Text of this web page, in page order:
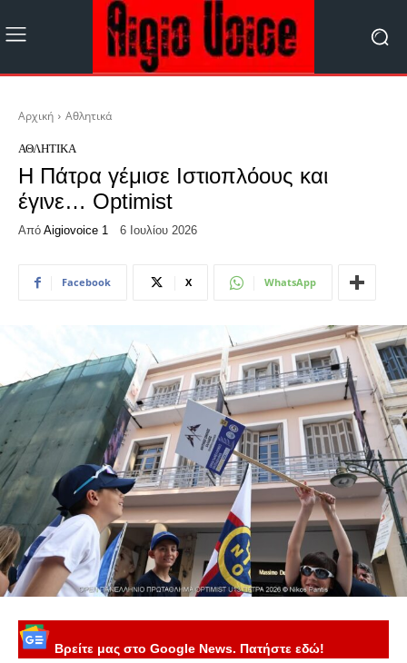
Αρχική Αθλητικά
ΑΘΛΗΤΙΚΆ
H Πάτρα γέμισε Ιστιοπλόους και
έγινε… Optimist
Από Aigiovoice 1 6 Ιουλίου 2026
Facebook X WhatsApp
Βρείτε μας στο Google News. Πατήστε εδώ!